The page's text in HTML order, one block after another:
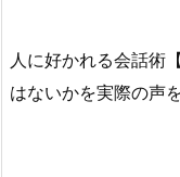
人に好かれる会話術
はないかを実際の声